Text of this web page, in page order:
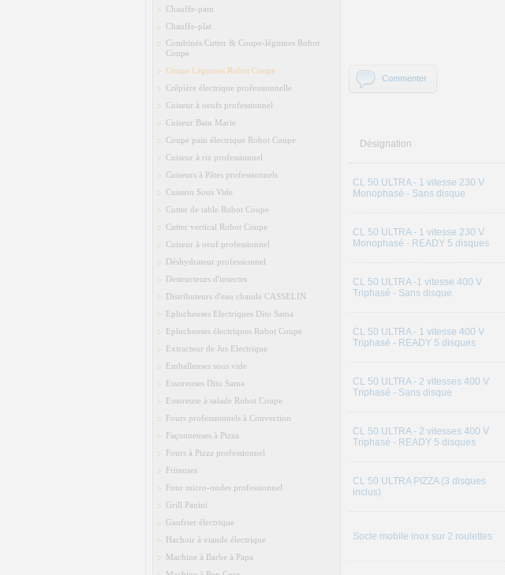
Chauffe-pain
Chauffe-plat
Combinés Cutter & Coupe-légumes Robot
Coupe
Coupe Légumes Robot Coupe
Crêpière électrique professionnelle
Cuiseur à oeufs professionnel
Cuiseur Bain Marie
Coupe pain électrique Robot Coupe
Cuiseur à riz professionnel
Cuiseurs à Pâtes professionnels
Cuisson Sous Vide
Cutter de table Robot Coupe
Cutter vertical Robot Coupe
Cuiseur à oeuf professionnel
Déshydrateur professionnel
Destructeurs d'insectes
Distributeurs d'eau chaude CASSELIN
Eplucheuses Electriques Dito Sama
Eplucheuses électriques Robot Coupe
Extracteur de Jus Electrique
Emballeuses sous vide
Essoreuses Dito Sama
Essoreuse à salade Robot Coupe
Fours professionnels à Convection
Façonneuses à Pizza
Fours à Pizza professionnel
Friteuses
Four micro-ondes professionnel
Grill Panini
Gaufrier électrique
Hachoir à viande électrique
Machine à Barbe à Papa
Commenter
Désignation
CL 50 ULTRA - 1 vitesse 230 V
Monophasé - Sans disque
CL 50 ULTRA - 1 vitesse 230 V
Monophasé - READY 5 disques
CL 50 ULTRA -1 vitesse 400 V
Triphasé - Sans disque
CL 50 ULTRA - 1 vitesse 400 V
Triphasé - READY 5 disques
CL 50 ULTRA - 2 vitesses 400 V
Triphasé - Sans disque
CL 50 ULTRA - 2 vitesses 400 V
Triphasé - READY 5 disques
CL 50 ULTRA PIZZA (3 disques
inclus)
Socle mobile inox sur 2 roulettes